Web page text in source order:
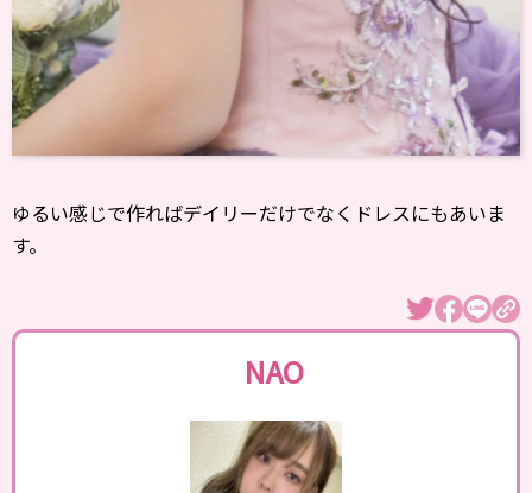
ゆるい感じで作ればデイリーだけでなくドレスにもあいま
す。
NAO